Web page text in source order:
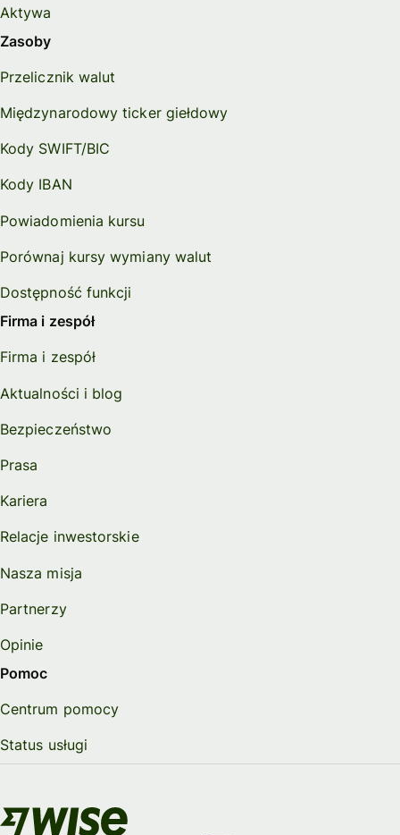
Aktywa
Zasoby
Przelicznik walut
Międzynarodowy ticker giełdowy
Kody SWIFT/BIC
Kody IBAN
Powiadomienia kursu
Porównaj kursy wymiany walut
Dostępność funkcji
Firma i zespół
Firma i zespół
Aktualności i blog
Bezpieczeństwo
Prasa
Kariera
Relacje inwestorskie
Nasza misja
Partnerzy
Opinie
Pomoc
Centrum pomocy
Status usługi